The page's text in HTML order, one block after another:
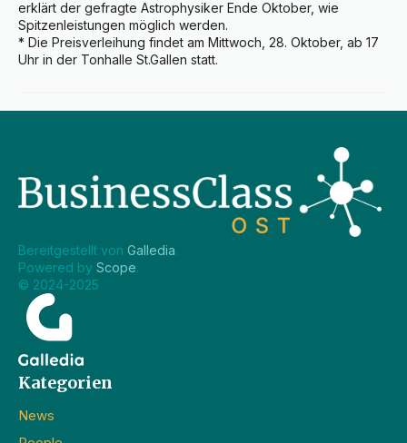
erklärt der gefragte Astrophysiker Ende Oktober, wie
Spitzenleistungen möglich werden.
* Die Preisverleihung findet am Mittwoch, 28. Oktober, ab 17
Uhr in der Tonhalle St.Gallen statt.
Bereitgestellt von Galledia.
Powered by Scope.
© 2024-2025
Kategorien
News